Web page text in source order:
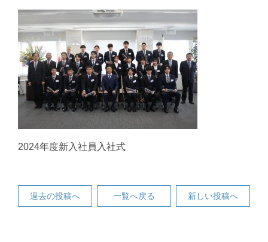
2024年度新入社員入社式
過去の投稿へ 一覧へ戻る 新しい投稿へ